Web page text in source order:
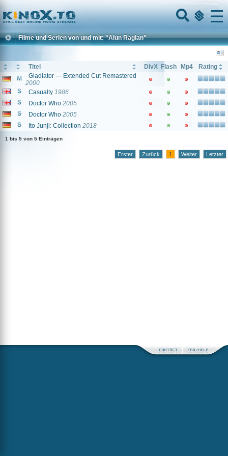
Home
Menu
Filme und Serien von und mit: "Alun Raglan"
Titel DivX Flash Mp4
Rating
Gladiator --- Extended Cut Remastered
2000
Casualty 1986
Doctor Who 2005
Doctor Who 2005
Ito Junji: Collection 2018
1 bis 5 von 5 Einträgen
Erster Zurück 1 Weiter Letzter